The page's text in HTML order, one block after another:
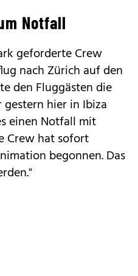
Notfall
geforderte Crew
nach Zürich auf den
den Fluggästen die
hier in Ibiza
einen Notfall mit
Crew hat sofort
begonnen. Das